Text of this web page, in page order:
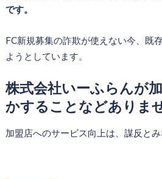
です。
FC新規募集の詐欺が使えない今、既
ようとしています。
株式会社いーふらんが
かすることなどありま
加盟店へのサービス向上は、謀反とみ